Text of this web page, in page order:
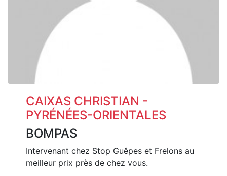
CAIXAS CHRISTIAN -
PYRÉNÉES-ORIENTALES
BOMPAS
Intervenant chez Stop Guêpes et Frelons au
meilleur prix près de chez vous.